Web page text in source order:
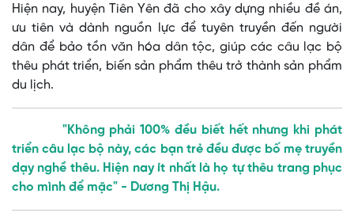
Hiện nay, huyện Tiên Yên đã cho xây dựng nhiều đề án,
ưu tiên và dành nguồn lực để tuyên truyền đến người
dân để bảo tồn văn hóa dân tộc, giúp các câu lạc bộ
thêu phát triển, biến sản phẩm thêu trở thành sản phẩm
du lịch.
"Không phải 100% đều biết hết nhưng khi phát
triển câu lạc bộ này, các bạn trẻ đều được bố mẹ truyền
dạy nghề thêu. Hiện nay ít nhất là họ tự thêu trang phục
cho mình để mặc" - Dương Thị Hậu.